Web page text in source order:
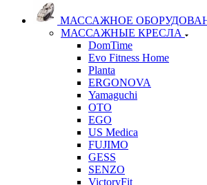
МАССАЖНОЕ
МАССАЖНЫЕ КРЕСЛА
DomTime
Evo Fitness Home
Planta
ERGONOVA
Yamaguchi
OTO
EGO
US Medica
FUJIMO
GESS
SENZO
VictoryFit